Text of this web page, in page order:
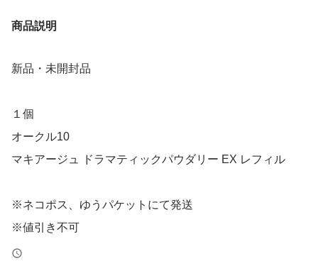
商品説明
新品・未開封品
１個
オークル10
マキアージュ ドラマティックパウダリー EX レフィル
※ネコポス、ゆうパケットにて発送
※値引き不可
※即購入OK